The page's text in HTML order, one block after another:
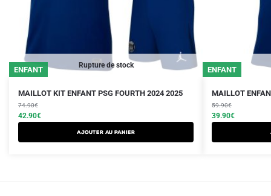
Rupture de stock
ENFANT
MAILLOT KIT ENFANT PSG FOURTH 2024 2025
74.90€
Le
prix
initial
était :
42.90€
Le
prix
actuel
est :
AJOUTER AU PANIER
Ce
produit
a
ENFANT
MAILLOT
59.90€
Le
prix
initial
était :
39.90€
Le
prix
actuel
est :
Ce
produit
a